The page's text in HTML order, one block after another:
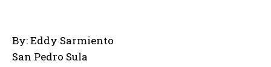
By: Eddy Sarmiento
San Pedro Sula